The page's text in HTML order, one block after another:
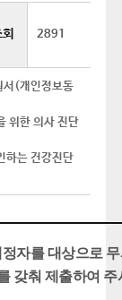
2891
서(개인정보동
위한 의사 진단
하는 건강진단
자를 대상으로
갖춰 제출하여 주